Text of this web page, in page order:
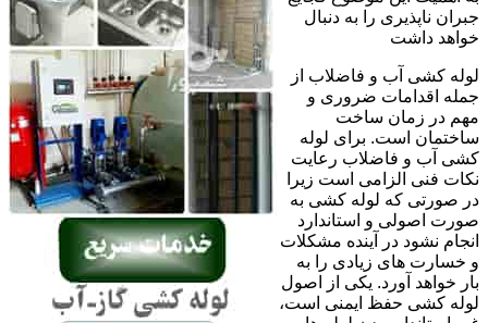
جبران ناپذیری را به دنبال
خواهد داشت
لوله کشی آب و فاضلاب از
جمله اقدامات ضروری و
مهم در زمان ساخت
ساختمان است. برای لوله
کشی آب و فاضلاب رعایت
نکات فنی الزامی است زیرا
در صورتی که لوله کشی به
صورت اصولی و استاندارد
انجام نشود در آینده مشکلات
و خسارت های زیادی را به
بار خواهد آورد. یکی از اصول
لوله کشی حفظ ایمنی است،